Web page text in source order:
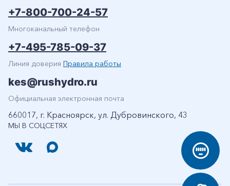
МЫ В СОЦСЕТЯХ
+7-800-700-24-57
Многоканальный телефон
+7-495-785-09-37
Линия доверия Правила работы
kes@rushydro.ru
Официальная электронная почта
660017, г. Красноярск, ул. Дубровинского, 43